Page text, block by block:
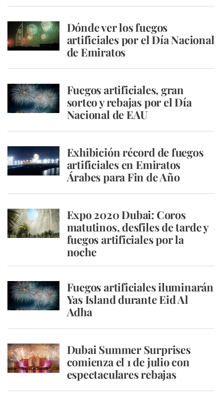
Dónde ver los fuegos
artificiales por el Día Nacional
de Emiratos
Fuegos artificiales, gran
sorteo y rebajas por el Día
Nacional de EAU
Exhibición récord de fuegos
artificiales en Emiratos
Árabes para Fin de Año
Expo 2020 Dubai: Coros
matutinos, desfiles de tarde y
fuegos artificiales por la
noche
Fuegos artificiales iluminarán
Yas Island durante Eid Al
Adha
Dubai Summer Surprises
comienza el 1 de julio con
espectaculares rebajas